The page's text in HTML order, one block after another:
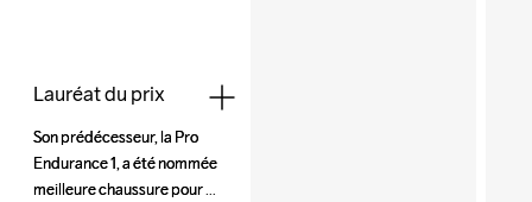
Lauréat du prix
Son prédécesseur, la Pro
Endurance 1, a été nommée
meilleure chaussure pour
Son prédécesseur, la Pro
Endurance 1, a été nommée
meilleure chaussure pour